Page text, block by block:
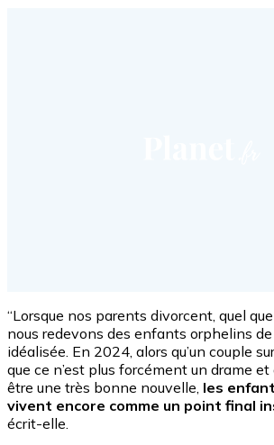
“Lorsque nos parents divorcent, quel
nous redevons des enfants orphelins
idéalisée. En 2024, alors qu’un couple
que ce n’est plus forcément un drame
être une très bonne nouvelle, les
vivent encore comme un point final
écrit-elle.